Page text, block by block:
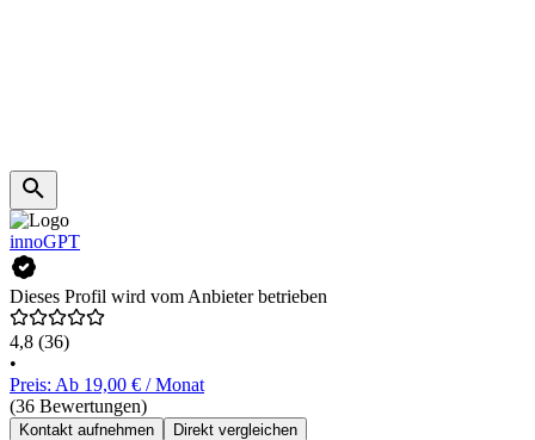
innoGPT
Dieses Profil wird vom Anbieter betrieben
4,8 (36)
•
Preis: Ab 19,00 € / Monat
(36 Bewertungen)
Kontakt aufnehmen Direkt vergleichen